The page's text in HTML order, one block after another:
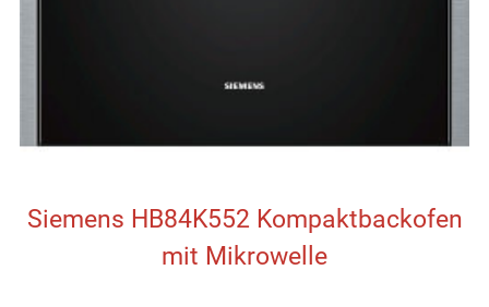
Siemens HB84K552 Kompaktbackofen
mit Mikrowelle